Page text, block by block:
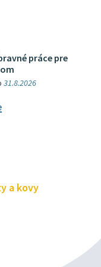
práce pre
31.8.2026
a kovy